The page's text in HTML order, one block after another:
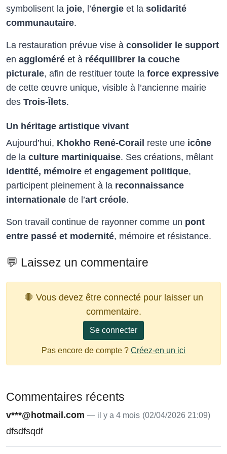
symbolisent la joie, l’énergie et la solidarité
communautaire.
La restauration prévue vise à consolider le support
en aggloméré et à rééquilibrer la couche
picturale, afin de restituer toute la force expressive
de cette œuvre unique, visible à l’ancienne mairie
des Trois-Îlets.
Un héritage artistique vivant
Aujourd’hui, Khokho René-Corail reste une icône
de la culture martiniquaise. Ses créations, mêlant
identité, mémoire et engagement politique,
participent pleinement à la reconnaissance
internationale de l’art créole.
Son travail continue de rayonner comme un pont
entre passé et modernité, mémoire et résistance.
💬 Laissez un commentaire
🛑 Vous devez être connecté pour laisser un
commentaire.
Se connecter
Pas encore de compte ? Créez-en un ici
Commentaires récents
v***@hotmail.com — il y a 4 mois (02/04/2026 21:09)
dfsdfsqdf